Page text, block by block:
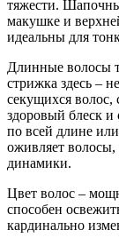
тяжести.
макушке и
идеальны для
Длинные волосы
стрижка здесь –
секущихся волос,
здоровый блеск и
по всей длине
оживляет волосы,
динамики.
Цвет волос –
способен
кардинально